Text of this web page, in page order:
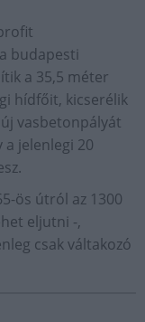
budapesti
a 35,5 méter
hídfőit, kicserélik
vasbetonpályát
jelenlegi 20
ös útról az 1300
eljutni -,
csak váltakozó